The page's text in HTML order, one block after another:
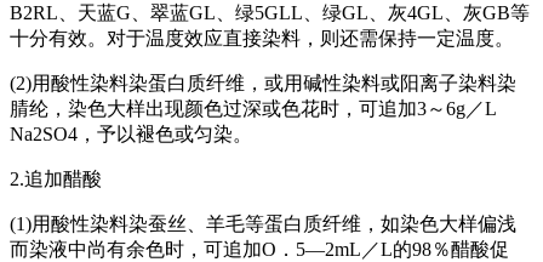
B2RL、天蓝G、翠蓝GL、绿5GLL、绿GL、灰4GL、灰GB等
十分有效。对于温度效应直接染料，则还需保持一定温度。
(2)用酸性染料染蛋白质纤维，或用碱性染料或阳离子染料染
腈纶，染色大样出现颜色过深或色花时，可追加3～6g／L
Na2SO4，予以褪色或匀染。
2.追加醋酸
(1)用酸性染料染蚕丝、羊毛等蛋白质纤维，如染色大样偏浅
而染液中尚有余色时，可追加O．5—2mL／L的98％醋酸促